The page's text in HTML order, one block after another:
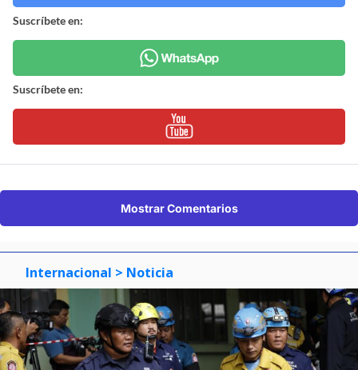
Suscríbete en:
Suscríbete en:
Mostrar Comentarios
Internacional > Noticia